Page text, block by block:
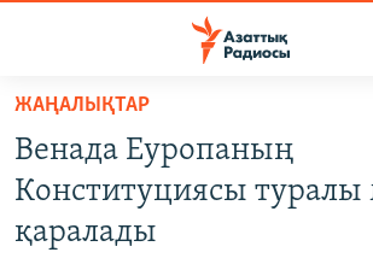
Skip
main
content
to
САЯСАТ
ЖАҢАЛЫҚТАР
Венада Еуропаның
Конституциясы туралы
қаралады